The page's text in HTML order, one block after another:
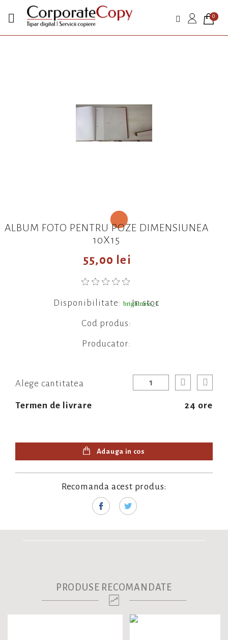
 0
ALBUM FOTO PENTRU POZE DIMENSIUNEA
10X15
55,00 lei
Disponibilitate: brightness_1
In stoc
Cod produs:
Producator:
Alege cantitatea
Termen de livrare 24 ore
Adauga in cos
Recomanda acest produs:
PRODUSE RECOMANDATE